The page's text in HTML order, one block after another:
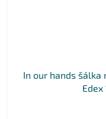
In our hands šálka